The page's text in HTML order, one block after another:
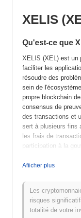
XELIS
Qu'est-ce que
XELIS (XEL) est un
faciliter les
résoudre des
sein de
propre blockchain
consensus de
des transactions et
sert à plusieurs fins
les frais de
participation à la
XELIS se distingue
finaux, favorisant
décentralisées.
entre différents
acteur significatif
Afiicher plus
Les
risques
totalité de votre